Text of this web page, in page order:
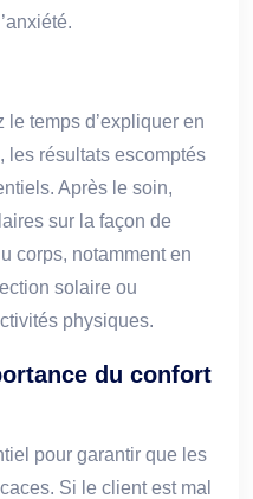
temps d’expliquer en
les résultats escomptés
Après le soin,
sur la façon de
corps, notamment en
solaire ou
physiques.
du confort
pour garantir que les
Si le client est mal